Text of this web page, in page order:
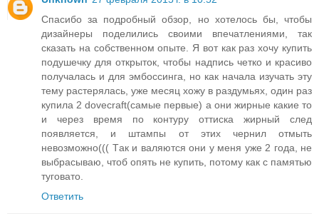
Спасибо за подробный обзор, но хотелось бы, чтобы
дизайнеры поделились своими впечатлениями, так
сказать на собственном опыте. Я вот как раз хочу купить
подушечку для открыток, чтобы надпись четко и красиво
получалась и для эмбоссинга, но как начала изучать эту
тему растерялась, уже месяц хожу в раздумьях, один раз
купила 2 dovecraft(самые первые) а они жирные какие то
и через время по контуру оттиска жирный след
появляется, и штампы от этих чернил отмыть
невозможно((( Tак и валяются они у меня уже 2 года, не
выбрасываю, чтоб опять не купить, потому как с памятью
туговато.
Ответить